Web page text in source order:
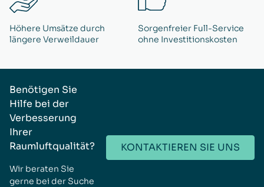
Höhere Umsätze durch
längere Verweildauer
Sorgenfreier Full-Service
ohne Investitionskosten
Benötigen Sie
Hilfe bei der
Verbesserung
Ihrer
Raumluftqualität?
Wir beraten Sie
gerne bei der Suche
KONTAKTIEREN SIE UNS